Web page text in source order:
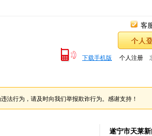
客
个人注册
下载手机版
法行为，请及时向我们举报欺诈行为。感谢支持！
遂宁市天莱